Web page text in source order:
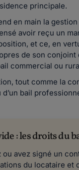
principale.
en main la
avoir reçu un
et ce, en
de son conjoint
commercial ou
tout comme la
bail
: les droits du
avez signé un
du locataire et